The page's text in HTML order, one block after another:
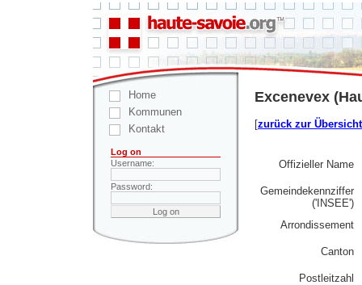
Home
Kommunen
Kontakt
Log on
Username:
Password:
Excenevex
[zurück zur Übersicht
Offizieller Name
Gemeindekennziffer
('INSEE')
Arrondissement
Canton
Postleitzahl